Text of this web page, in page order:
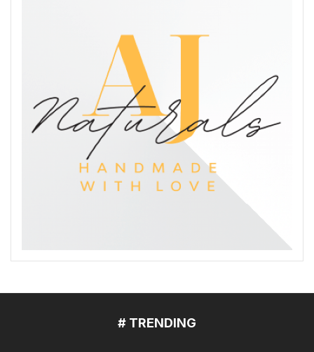
# TRENDING